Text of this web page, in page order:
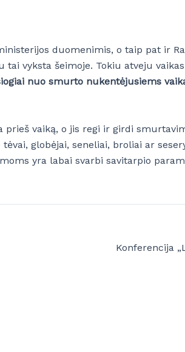
duomenimis, o taip pat ir
vyksta šeimoje. Tokiu atveju
nuo smurto nukentėjusiems
vaiką, o jis regi ir girdi
globėjai, seneliai, broliai ar
yra labai svarbi savitarpio
Konferencija